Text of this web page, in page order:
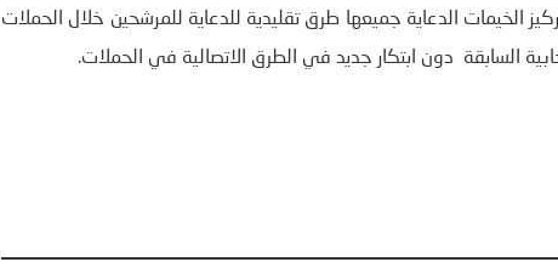
الخيمات الدعاية جميعها طرق تقليدية للدعاية للمرشحين خلال الحملات
السابقة دون ابتكار جديد في الطرق الاتصالية في الحملات.